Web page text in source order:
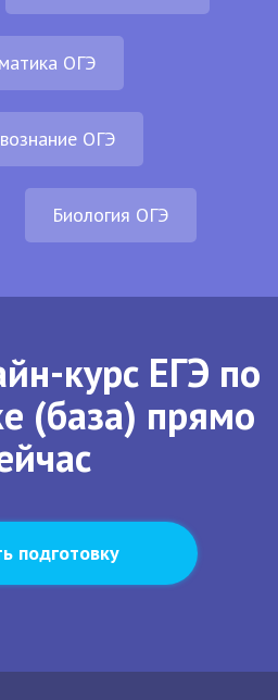
ОГЭ
ОГЭ
Биология ОГЭ
курс ЕГЭ по
(база) прямо
подготовку